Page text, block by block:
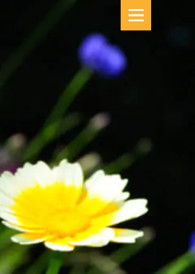
B&B TERSCHELLING
ETEN & KOKEN
SPECIALS
DE KAMERS
SFEER PROEVEN
HET VERHAAL